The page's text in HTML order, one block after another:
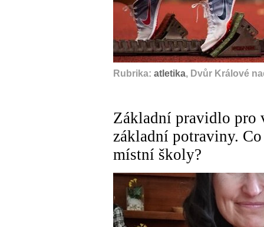
Rubrika: atletika, Dvůr Králové
Základní pravidlo
základní potraviny.
místní školy?